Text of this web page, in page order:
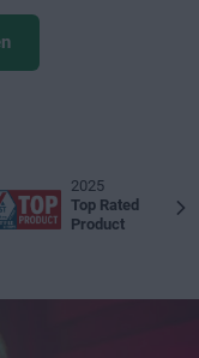
2025
Top Rated
Product